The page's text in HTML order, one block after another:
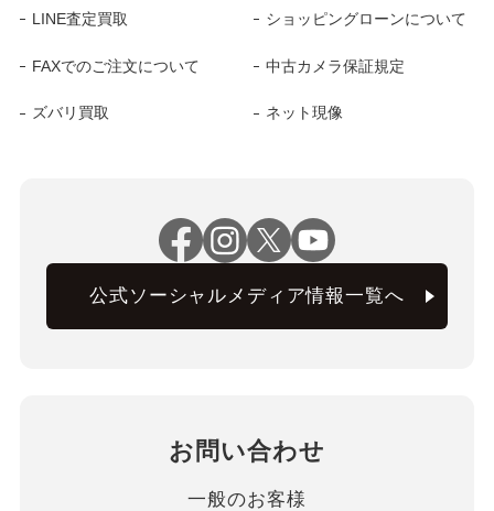
LINE査定買取 ショッピングローンについて
FAXでのご注文について 中古カメラ保証規定
ズバリ買取 ネット現像
公式ソーシャルメディア情報一覧へ
お問い合わせ
一般のお客様